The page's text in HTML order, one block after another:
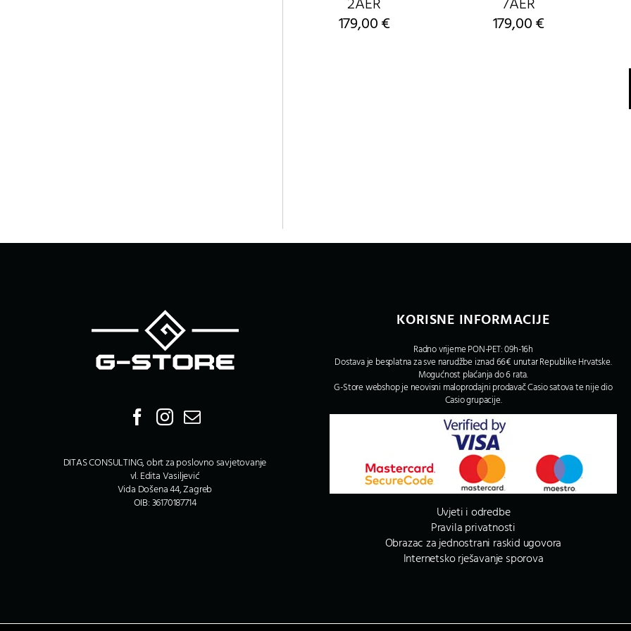
179,00€
179,00€
DITAS CONSULTING, obrt za poslovno savjetovanje
vl. Edita Vasiljević
Vida Došena 44, Zagreb
OIB: 36170187714
KORISNE INFORMACIJE
Radno vrijeme PON-PET: 09h-16h
Dostava je besplatna za sve narudžbe iznad 66€ unutar Republike Hrvatske.
Mogućnost plaćanja do 6 rata.
G-Store webshop je neovisni maloprodajni prodavač Casio satova te nije dio
Casio grupacije.
Uvjeti i odredbe
Pravila privatnosti
Obrazac za jednostrani raskid ugovora
Internetsko rješavanje sporova